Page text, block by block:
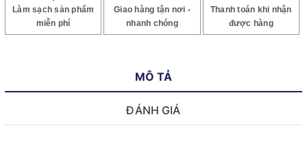
Làm sạch sản phẩm
miễn phí
Giao hàng tận nơi -
nhanh chóng
Thanh toán khi nhận
được hàng
MÔ TẢ
ĐÁNH GIÁ